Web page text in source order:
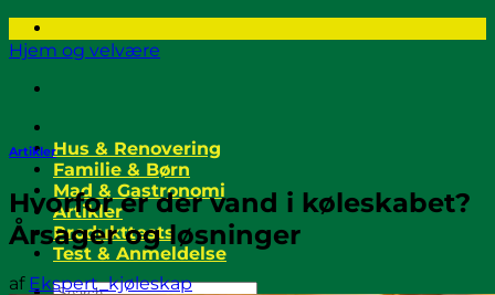
Fortsæt
til
Hjem og velvære
Hus & Renovering
Familie & Børn
Mad & Gastronomi
Artikler
Produkttests
Test & Anmeldelse
Artikler
Hvorfor er der vand i køleskabet?
Årsager og løsninger
af Ekspert_kjøleskap